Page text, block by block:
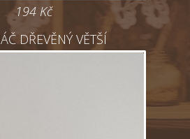
194 Kč
DŘEVĚNÝ VĚTŠÍ